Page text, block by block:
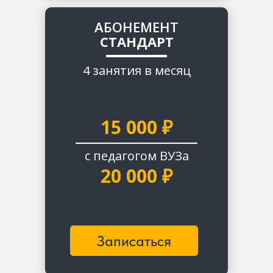
ПРОДОЛЖАЮЩИЙ
индивидуально с педагогом, есть
представление о процессе
обучения.
АБОНЕМЕНТ
СТАНДАРТ
15 000 ₽
с педагогом ВУЗа
20 000 ₽
Записаться
4 занятия в месяц